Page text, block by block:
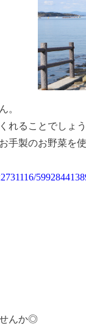
。
れることでしょう
製のお野菜を
せんか◎